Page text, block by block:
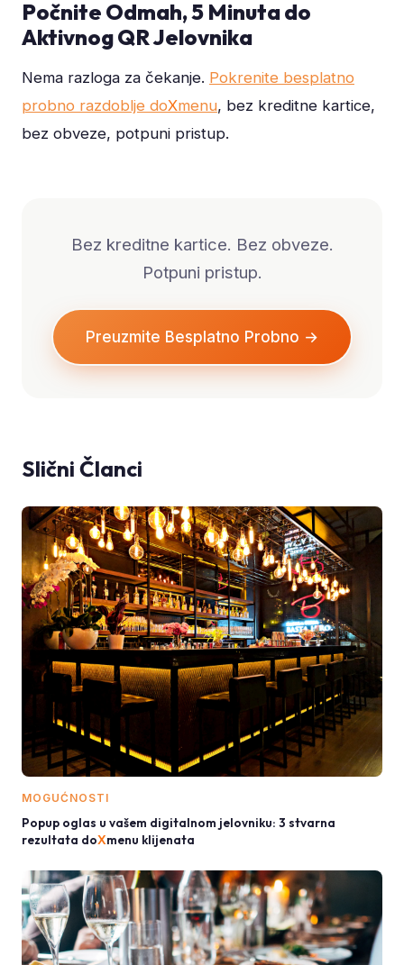
Počnite Odmah, 5 Minuta do
Aktivnog QR Jelovnika
Nema razloga za čekanje. Pokrenite besplatno
probno razdoblje doXmenu, bez kreditne kartice,
bez obveze, potpuni pristup.
Bez kreditne kartice. Bez obveze.
Potpuni pristup.
Preuzmite Besplatno Probno →
Slični Članci
MOGUĆNOSTI
Popup oglas u vašem digitalnom jelovniku: 3 stvarna
rezultata doXmenu klijenata